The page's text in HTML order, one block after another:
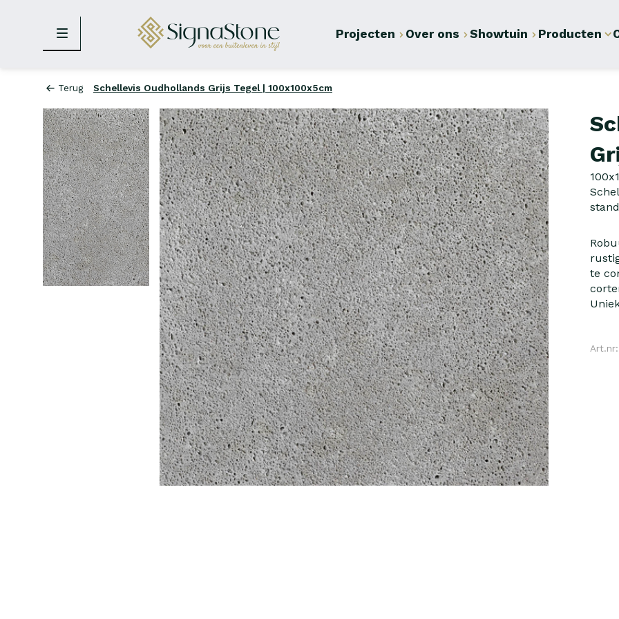
Projecten Over ons Showtuin Producten
Terug Schellevis Oudhollands Grijs Tegel | 100x100x5cm
te